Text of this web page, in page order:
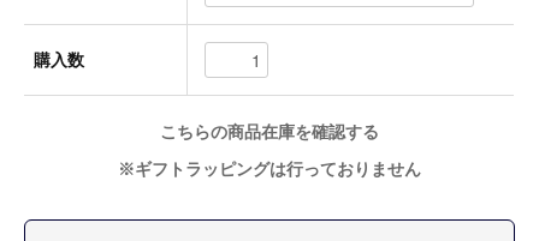
購入数
こちらの商品在庫を確認する
※ギフトラッピングは行っておりません
Used
↓Brand List↓